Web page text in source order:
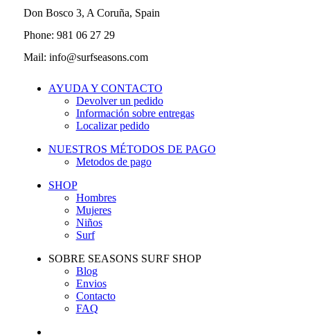
Don Bosco 3, A Coruña, Spain
Phone: 981 06 27 29
Mail: info@surfseasons.com
AYUDA Y CONTACTO
Devolver un pedido
Información sobre entregas
Localizar pedido
NUESTROS MÉTODOS DE PAGO
Metodos de pago
SHOP
Hombres
Mujeres
Niños
Surf
SOBRE SEASONS SURF SHOP
Blog
Envios
Contacto
FAQ